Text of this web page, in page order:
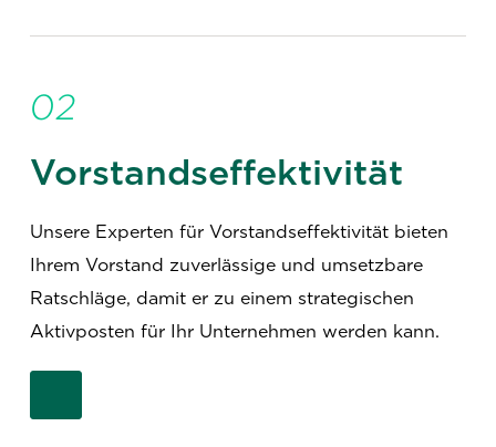
02
Vorstandseffektivität
Unsere Experten für Vorstandseffektivität bieten
Ihrem Vorstand zuverlässige und umsetzbare
Ratschläge, damit er zu einem strategischen
Aktivposten für Ihr Unternehmen werden kann.